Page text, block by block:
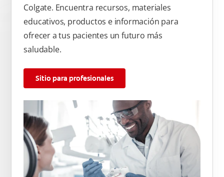
Colgate. Encuentra recursos, materiales
educativos, productos e información para
ofrecer a tus pacientes un futuro más
saludable.
Sitio para profesionales